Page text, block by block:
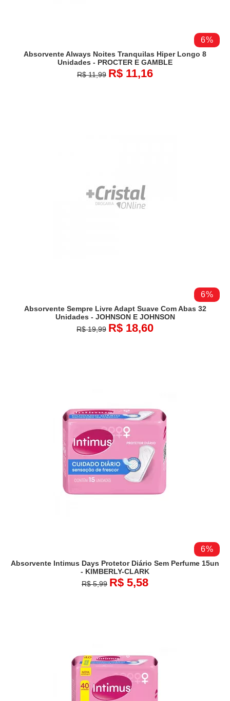
6%
Absorvente Always Noites Tranquilas Hiper Longo 8
Unidades - PROCTER E GAMBLE
R$ 11,99 R$ 11,16
6%
Absorvente Sempre Livre Adapt Suave Com Abas 32
Unidades - JOHNSON E JOHNSON
R$ 19,99 R$ 18,60
6%
Absorvente Intimus Days Protetor Diário Sem Perfume 15un
- KIMBERLY-CLARK
R$ 5,99 R$ 5,58